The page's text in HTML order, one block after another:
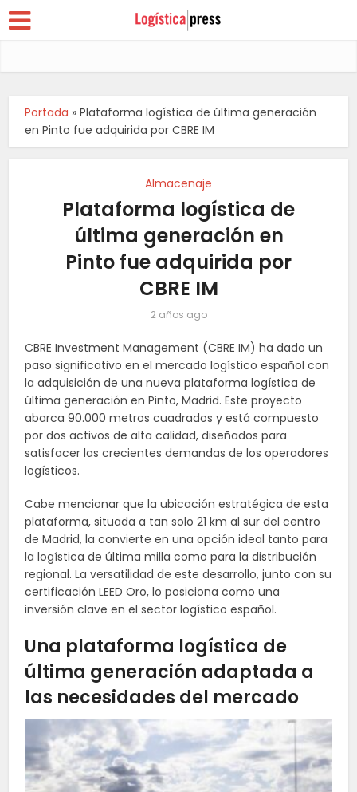
Portada »Plataforma logística de última generación
en Pinto fue adquirida por CBRE IM
Almacenaje
Plataforma logística de
última generación en
Pinto fue adquirida por
CBRE IM
2 años ago
CBRE Investment Management (CBRE IM) ha dado un
paso significativo en el mercado logístico español con
la adquisición de una nueva plataforma logística de
última generación en Pinto, Madrid. Este proyecto
abarca 90.000 metros cuadrados y está compuesto
por dos activos de alta calidad, diseñados para
satisfacer las crecientes demandas de los operadores
logísticos.
Cabe mencionar que la ubicación estratégica de esta
plataforma, situada a tan solo 21 km al sur del centro
de Madrid, la convierte en una opción ideal tanto para
la logística de última milla como para la distribución
regional. La versatilidad de este desarrollo, junto con su
certificación LEED Oro, lo posiciona como una
inversión clave en el sector logístico español.
Una plataforma logística de
última generación adaptada a
las necesidades del mercado